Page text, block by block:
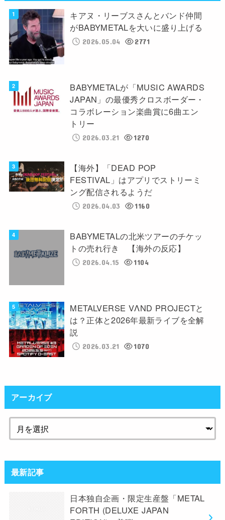
キアヌ・リーブスさんとバンド仲間
がBABYMETALを大いに盛り上げる
2026.05.04 2771
BABYMETALが「MUSIC AWARDS
JAPAN」の最優秀クロスボーダー・
コラボレーション楽曲賞に6曲エン
トリー
2026.03.21 1270
【海外】「DEAD POP
FESTIVAL」はアプリでストリーミ
ング配信されるようだ
2026.04.03 1160
BABYMETALの北米ツアーのチケッ
トの売れ行き 【海外の反応】
2026.04.15 1104
METALVERSE VΛND PROJECTと
は？正体と2026年最新ライブを全解
説
2026.03.21 1070
アーカイブ
最新記事
日本独自企画・限定生産盤「METAL
FORTH (DELUXE JAPAN